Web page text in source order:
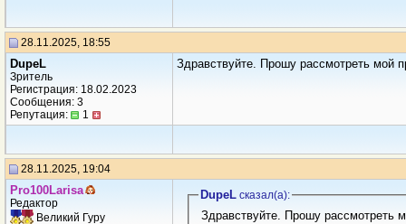
28.11.2025, 18:55
DupeL
Зритель
Регистрация: 18.02.2023
Сообщения: 3
Репутация:
1
Здравствуйте. Прошу рассмотреть мой
28.11.2025, 19:04
Pro100Larisa
Редактор
Великий Гуру
DupeLсказал(a):
Здравствуйте. Прошу рассмотреть